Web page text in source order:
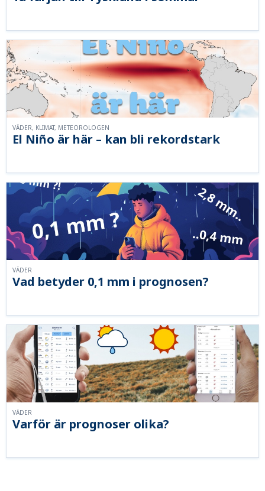
El Niño är här – kan bli rekordstark
VÄDER, KLIMAT, METEOROLOGEN
Vad betyder 0,1 mm i prognosen?
VÄDER
Varför är prognoser olika?
VÄDER